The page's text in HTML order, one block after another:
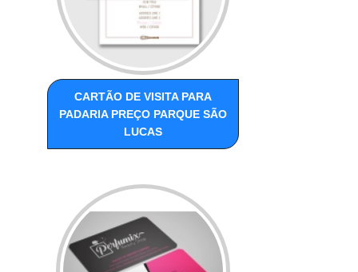
CARTÃO DE VISITA PARA
PADARIA PREÇO PARQUE SÃO
LUCAS